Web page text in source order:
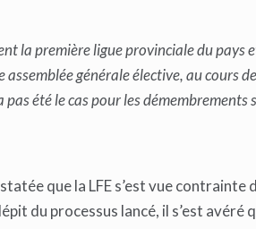
la première ligue provinciale du pays
générale élective, au cours
pas été le cas pour les démembrements
que la LFE s’est vue
du processus lancé, il s’est avéré